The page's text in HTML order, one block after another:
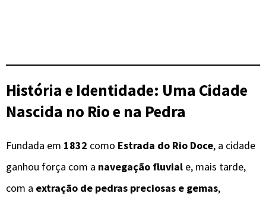
História e Identidade: Uma Cidade
Nascida no Rio e na Pedra
Fundada em 1832 como Estrada do Rio Doce, a cidade
ganhou força com a navegação fluvial e, mais tarde,
com a extração de pedras preciosas e gemas,